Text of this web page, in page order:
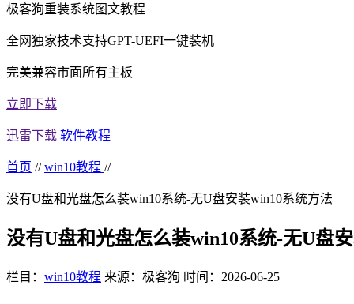
极客狗重装系统图文教程
全网独家技术支持GPT-UEFI一键装机
完美兼容市面所有主板
立即下载
迅雷下载 软件教程
首页 // win10教程 //
没有U盘和光盘怎么装win10系统-无U盘安装win10系统方法
没有U盘和光盘怎么装win10系统-无U盘
栏目： win10教程 来源：极客狗 时间：2026-06-25